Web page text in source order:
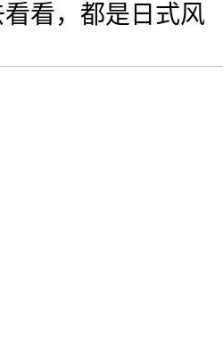
看，都是日式风